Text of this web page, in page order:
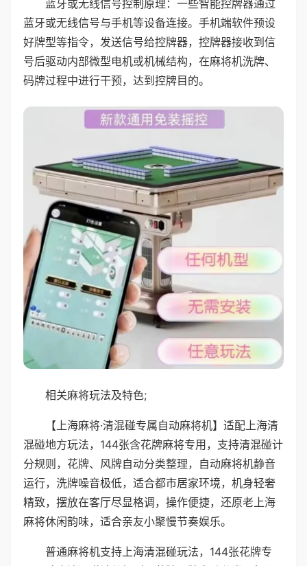
蓝牙或无线信号控制原理：一些智能控牌器通过
蓝牙或无线信号与手机等设备连接。手机端软件预设
好牌型等指令，发送信号给控牌器，控牌器接收到信
号后驱动内部微型电机或机械结构，在麻将机洗牌、
码牌过程中进行干预，达到控牌目的。
相关麻将玩法及特色;
【上海麻将·清混碰专属自动麻将机】适配上海清
混碰地方玩法，144张含花牌麻将专用，支持清混碰计
分规则，花牌、风牌自动分类整理，自动麻将机静音
运行，洗牌噪音极低，适合都市居家环境，机身轻奢
精致，摆放在客厅尽显格调，操作便捷，还原老上海
麻将休闲韵味，适合亲友小聚慢节奏娱乐。
普通麻将机支持上海清混碰玩法，144张花牌专